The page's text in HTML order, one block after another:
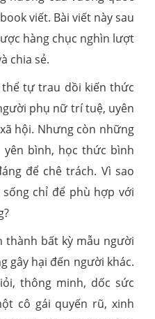
viết. Bài viết này sau
hàng chục nghìn lượt
chia sẻ.
tự trau dồi kiến thức
phụ nữ trí tuệ, uyên
hội. Nhưng còn những
bình, học thức bình
để chê trách. Vì sao
chỉ để phù hợp với
thành bất kỳ mẫu người
gây hại đến người khác.
thông minh, dốc sức
cô gái quyến rũ, xinh